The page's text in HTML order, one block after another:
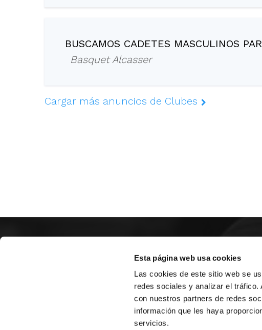
Esta página web usa cookies
Las cookies de este sitio web se
redes sociales y analizar el
con nuestros partners de redes
información que les haya
servicios.
BUSCAMOS CADETES MASCULINOS
Basquet Alcasser
Cargar más anuncios de Clubes
SOBRE
CASTELLON
VALENCIA
ALICANTE